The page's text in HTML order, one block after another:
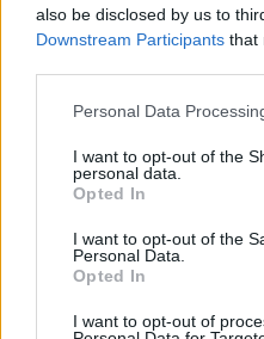
also be disclosed by us to
Downstream Participants that
Please note that this
not limited to your visit or
grant or deny consent to
use your data for below
consent section.
Personal Data
I want to opt-out of the
personal data.
Opted In
I want to opt-out of the
Personal Data.
Opted In
I want to opt-out of
A szájüregi
ízérzést
Wine T. Ester•2008. november 29.
A szájüregi baktériumok
bizonyos borok,
szánkban élő
késleltetett, de intenzív
borkészítés atyjaként